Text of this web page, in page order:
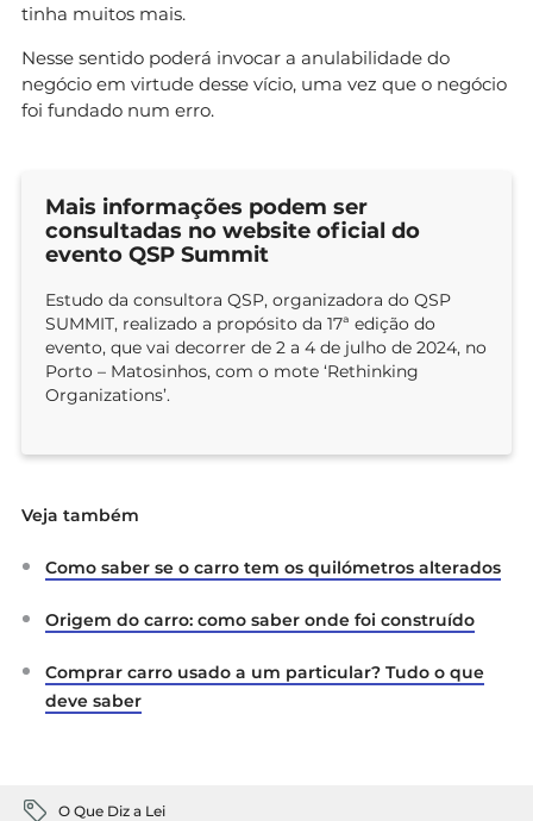
tinha muitos mais.
Nesse sentido poderá invocar a anulabilidade do
negócio em virtude desse vício, uma vez que o negócio
foi fundado num erro.
Mais informações podem ser
consultadas no website oficial do
evento QSP Summit
Estudo da consultora QSP, organizadora do QSP
SUMMIT, realizado a propósito da 17ª edição do
evento, que vai decorrer de 2 a 4 de julho de 2024, no
Porto – Matosinhos, com o mote ‘Rethinking
Organizations’.
Veja também
Como saber se o carro tem os quilómetros alterados
Origem do carro: como saber onde foi construído
Comprar carro usado a um particular? Tudo o que
deve saber
O Que Diz a Lei